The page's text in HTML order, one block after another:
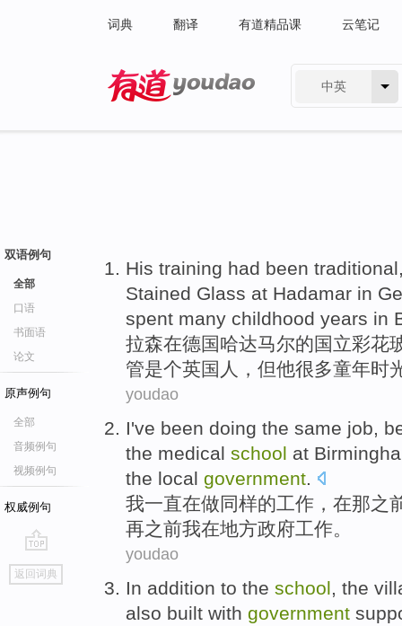
词典 翻译 有道精品课 云笔记
中英
双语例句
全部
口语
书面语
论文
原声例句
全部
音频例句
视频例句
权威例句
go
top
返回词典
His training had been traditional
Stained Glass at Hadamar in
spent many childhood years in
拉森在德国哈达马尔的国立彩花
管是个英国人 ，但他很多童年时
youdao
I've been doing the same job,
the medical school at
the local government.
我一直在做同样的工作 ， 在那之
再之前我在地方政府工作。
youdao
In addition to the school the
also built with government